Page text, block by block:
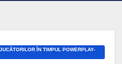
ÎN TIMPUL POWERPLAY-